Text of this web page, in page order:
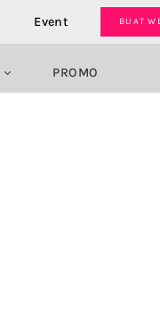
Event BUAT
PROMO